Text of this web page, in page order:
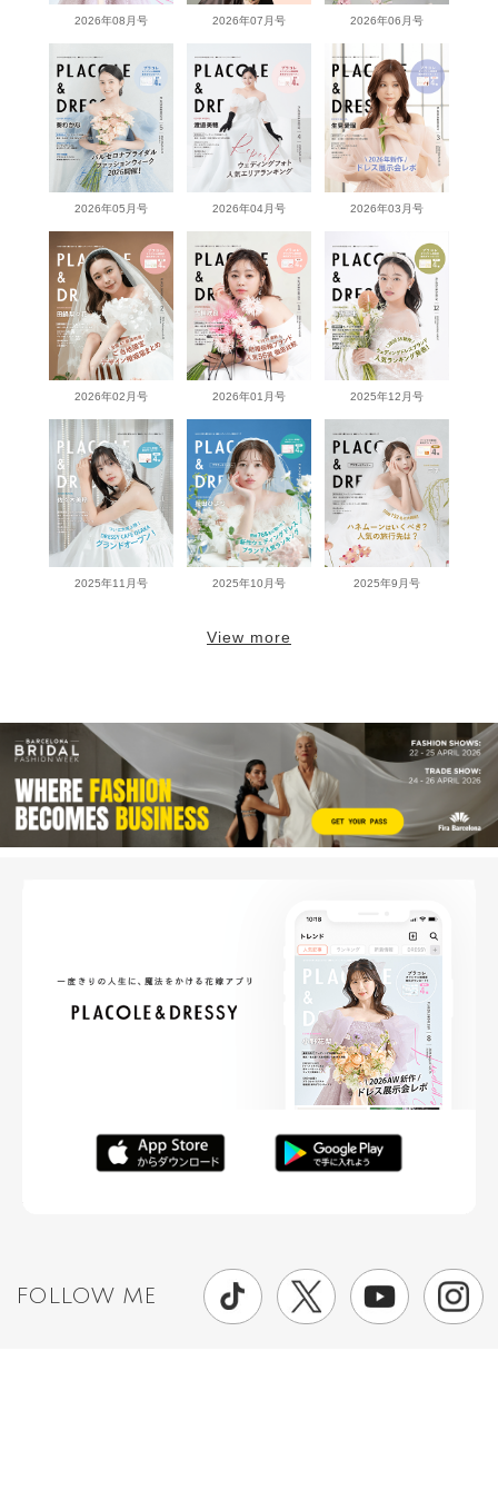
2026年08月号 2026年07月号 2026年06月号
2026年05月号 2026年04月号 2026年03月号
2026年02月号 2026年01月号 2025年12月号
2025年11月号 2025年10月号 2025年9月号
View more
FOLLOW ME